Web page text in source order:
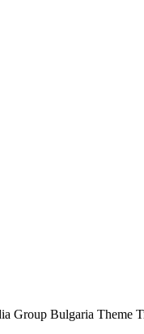
Group Bulgaria Theme